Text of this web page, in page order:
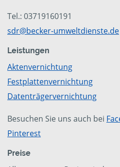
Tel.: 03719160191
sdr@becker-umweltdienste.de
Leistungen
Aktenvernichtung
Festplattenvernichtung
Datenträgervernichtung
Besuchen Sie uns auch bei
Pinterest
Preise